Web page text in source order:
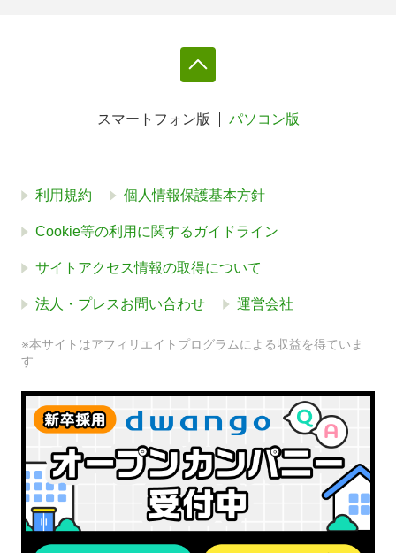
スマートフォン版 パソコン版
利用規約 個人情報保護基本方針
Cookie等の利用に関するガイドライン
サイトアクセス情報の取得について
法人・プレスお問い合わせ 運営会社
※本サイトはアフィリエイトプログラムによる収益を得ていま
す